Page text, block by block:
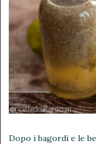
Dopo i bagordi e le